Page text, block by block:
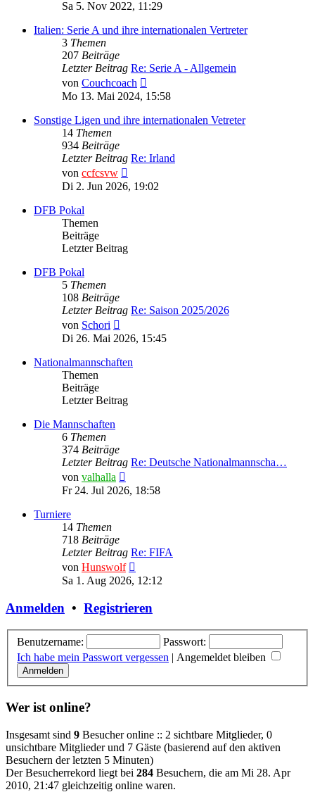
Beitrag
Sa 5. Nov 2022, 11:29
Italien: Serie A und ihre internationalen Vertreter
3 Themen
207 Beiträge
Letzter Beitrag Re: Serie A - Allgemein
von Couchcoach
Beitrag
Mo 13. Mai 2024, 15:58
Sonstige Ligen und ihre internationalen Vetreter
14 Themen
934 Beiträge
Letzter Beitrag Re: Irland
von ccfcsvw
Beitrag
Di 2. Jun 2026, 19:02
DFB Pokal
Themen
Beiträge
Letzter Beitrag
DFB Pokal
5 Themen
108 Beiträge
Letzter Beitrag Re: Saison 2025/2026
von Schori
Beitrag
Di 26. Mai 2026, 15:45
Nationalmannschaften
Themen
Beiträge
Letzter Beitrag
Die Mannschaften
6 Themen
374 Beiträge
Letzter Beitrag Re: Deutsche Nationalmannscha…
von valhalla
Beitrag
Fr 24. Jul 2026, 18:58
Turniere
14 Themen
718 Beiträge
Letzter Beitrag Re: FIFA
von Hunswolf
Beitrag
Sa 1. Aug 2026, 12:12
Anmelden • Registrieren
Benutzername:
Passwort:
Ich habe mein Passwort vergessen | Angemeldet bleiben
Wer ist online?
Insgesamt sind 9 Besucher online :: 2 sichtbare Mitglieder, 0
unsichtbare Mitglieder und 7 Gäste (basierend auf den aktiven
Besuchern der letzten 5 Minuten)
Der Besucherrekord liegt bei 284 Besuchern, die am Mi 28. Apr
2010, 21:47 gleichzeitig online waren.